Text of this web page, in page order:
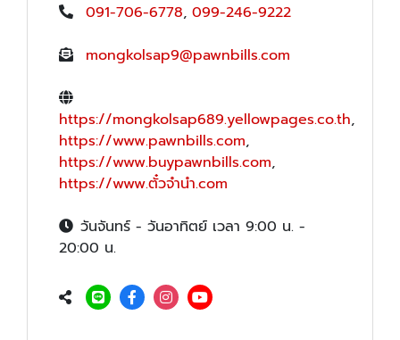
091-706-6778, 099-246-9222
mongkolsap9@pawnbills.com
https://mongkolsap689.yellowpages.co.th,
https://www.pawnbills.com,
https://www.buypawnbills.com,
https://www.ตั๋วจำนำ.com
วันจันทร์ - วันอาทิตย์ เวลา 9:00 น. -
20:00 น.